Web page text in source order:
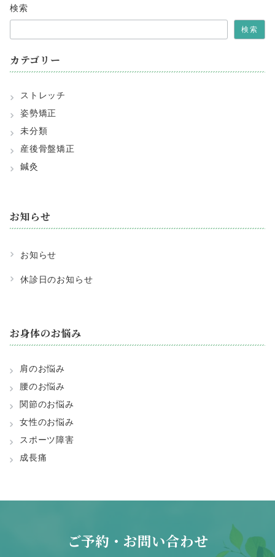
ペ
ー
ジ
送
り
検索
検索
カテゴリー
ストレッチ
姿勢矯正
未分類
産後骨盤矯正
鍼灸
お知らせ
お知らせ
休診日のお知らせ
お身体のお悩み
肩のお悩み
腰のお悩み
関節のお悩み
女性のお悩み
スポーツ障害
成長痛
ご予約・お問い合わせ